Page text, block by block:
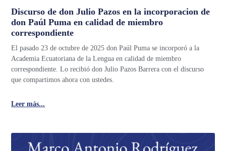
Discurso de don Julio Pazos en la incorporacion de
don Paúl Puma en calidad de miembro
correspondiente
El pasado 23 de octubre de 2025 don Paúl Puma se incorporó a la
Academia Ecuatoriana de la Lengua en calidad de miembro
correspondiente. Lo recibió don Julio Pazos Barrera con el discurso
que compartimos ahora con ustedes.
Leer más...